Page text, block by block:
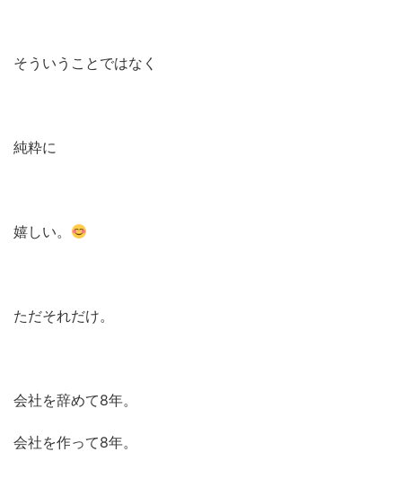
そういうことではなく
純粋に
嬉しい。
ただそれだけ。
会社を辞めて8年。
会社を作って8年。